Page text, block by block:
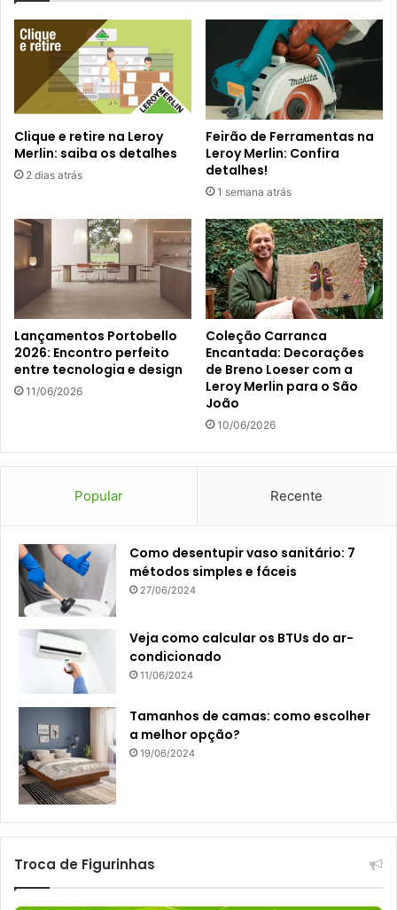
Clique e retire na Leroy
Merlin: saiba os detalhes
2 dias atrás
Feirão de Ferramentas na
Leroy Merlin: Confira
detalhes!
1 semana atrás
Lançamentos Portobello
2026: Encontro perfeito
entre tecnologia e design
11/06/2026
Coleção Carranca
Encantada: Decorações
de Breno Loeser com a
Leroy Merlin para o São
João
10/06/2026
Popular Recente
Como desentupir vaso sanitário: 7
métodos simples e fáceis
27/06/2024
Veja como calcular os BTUs do ar-
condicionado
11/06/2024
Tamanhos de camas: como escolher
a melhor opção?
19/06/2024
Troca de Figurinhas